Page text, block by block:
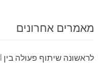
מאמרים אחרונים
לראשונה שיתוף פעולה בין GCI מכונים גמולוגיים לאיגוד התכשיטנים